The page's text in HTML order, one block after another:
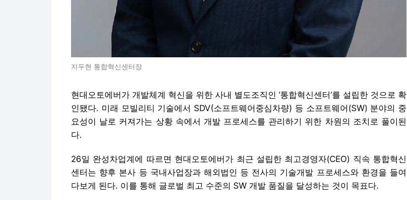
지두현 통합혁신센터장
현대오토에버가 개발체계 혁신을 위한 사내 별도조직인 ‘통합혁신센터’를 설립한 것으로 확
인됐다. 미래 모빌리티 기술에서 SDV(소프트웨어중심차량) 등 소프트웨어(SW) 분야의 중
요성이 날로 커져가는 상황 속에서 개발 프로세스를 관리하기 위한 차원의 조치로 풀이된
다.
26일 완성차업계에 따르면 현대오토에버가 최근 설립한 최고경영자(CEO) 직속 통합혁신
센터는 향후 본사 등 국내사업장과 해외법인 등 전사의 기술개발 프로세스와 환경을 들여
다보게 된다. 이를 통해 글로벌 최고 수준의 SW 개발 품질을 달성하는 것이 목표다.